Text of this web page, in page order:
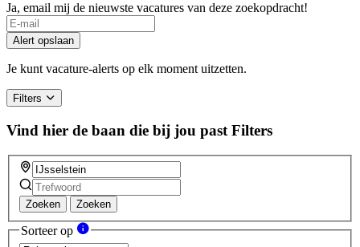
Ja, email mij de nieuwste vacatures van deze zoekopdracht!
If
you
are
a
ignore
this
field
Alert opslaan
Je kunt vacature-alerts op elk moment uitzetten.
Filters
Vind hier de baan die bij jou past Filters
Zoeken Zoeken
Sorteer op